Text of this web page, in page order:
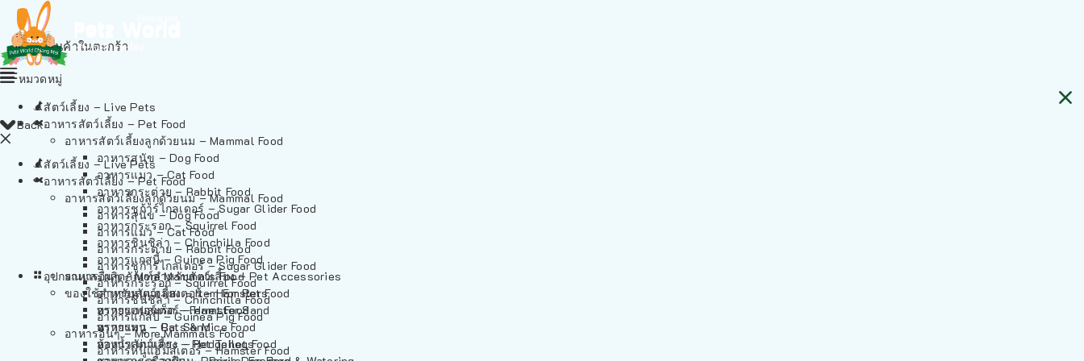
ไม่มีสินค้าในตะกร้า
Back
สัตว์เลี้ยง – Live Pets
อาหารสัตว์เลี้ยง – Pet Food
อาหารสัตว์เลี้ยงลูกด้วยนม – Mammal Food
อาหารสุนัข – Dog Food
อาหารแมว – Cat Food
อาหารกระต่าย – Rabbit Food
อาหารชูก้าร์ไกลเดอร์ – Sugar Glider Food
อาหารกระรอก – Squirrel Food
อาหารชินชิล่า – Chinchilla Food
อาหารแกสบี้ – Guinea Pig Food
อาหารอื่นๆ – More Mammals Food
อาหารหนูแฮมสเตอร์ – Hamster Food
หมวดหมู่
สัตว์เลี้ยง – Live Pets
อาหารสัตว์เลี้ยง – Pet Food
อาหารสัตว์เลี้ยงลูกด้วยนม – Mammal Food
อาหารสุนัข – Dog Food
อาหารแมว – Cat Food
อาหารกระต่าย – Rabbit Food
อาหารชูก้าร์ไกลเดอร์ – Sugar Glider Food
อาหารกระรอก – Squirrel Food
อาหารชินชิล่า – Chinchilla Food
อาหารแกสบี้ – Guinea Pig Food
อาหารอื่นๆ – More Mammals Food
อาหารหนูแฮมสเตอร์ – Hamster Food
อาหารเฟอร์เร็ต – Ferret Food
อาหารหนู – Rats & Mice Food
อาหารเม่นแคระ – Hedgehog Food
อุปกรณและผลิตภัณฑ์สำหรับสัตว์เลี้ยง – Pet Accessories
ของใช้สำหรับสัตว์เลี้ยง – Item For Pets
ทรายแฮมสเตอร์ – Hamster Sand
ทรายแมว – Cat Sand
ห้องน้ำสัตว์เลี้ยง – Pet Toilets